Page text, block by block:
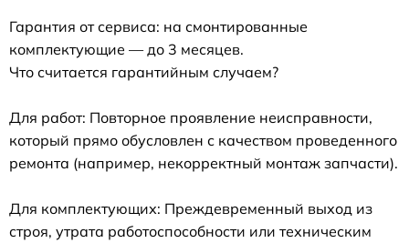
Гарантия от сервиса: на смонтированные
комплектующие — до 3 месяцев.
Что считается гарантийным случаем?
Для работ: Повторное проявление неисправности,
который прямо обусловлен с качеством проведенного
ремонта (например, некорректный монтаж запчасти).
Для комплектующих: Преждевременный выход из
строя, утрата работоспособности или техническим